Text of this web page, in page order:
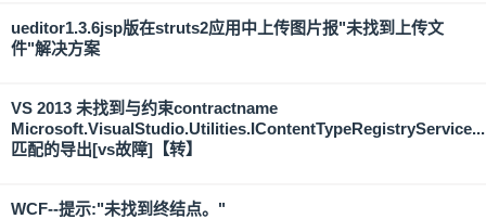
ueditor1.3.6jsp版在struts2应用中上传图片报"未找到上传文
件"解决方案
VS 2013 未找到与约束contractname
Microsoft.VisualStudio.Utilities.IContentTypeRegistryService...
匹配的导出[vs故障]【转】
WCF--提示:"未找到终结点。"